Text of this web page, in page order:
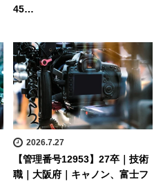
45…
2026.7.27
【管理番号12953】27卒｜技術
職｜大阪府｜キャノン、富士フ